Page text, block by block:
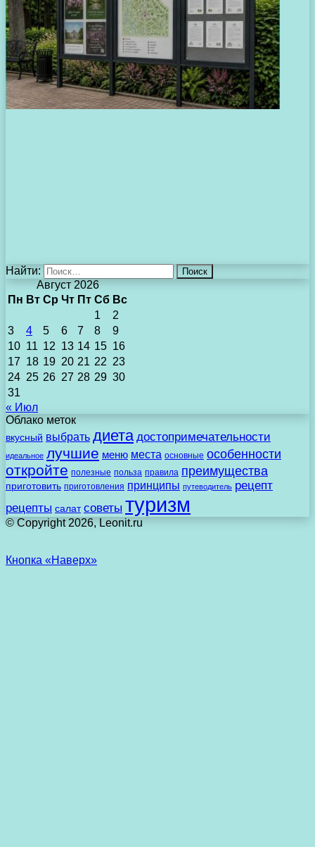
Найти:
Август 2026
Пн Вт Ср Чт Пт Сб Вс
1
2
3
4 5 6 7 8
9
10 11 12 13 14 15 16
17 18 19 20 21 22 23
24 25 26 27 28 29 30
31
« Июл
Облако меток
вкусный выбрать диета достопримечательности
идеальное лучшие меню места основные особенности
откройте полезные польза правила преимущества
приготовить приготовления принципы путеводитель рецепт
рецепты салат советы туризм
© Copyright 2026, Leonit.ru
Кнопка «Наверх»